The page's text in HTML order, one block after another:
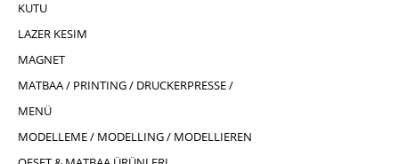
KUTU
LAZER KESIM
MAGNET
MATBAA / PRINTING / DRUCKERPRESSE /
MENÜ
MODELLEME / MODELLING / MODELLIEREN